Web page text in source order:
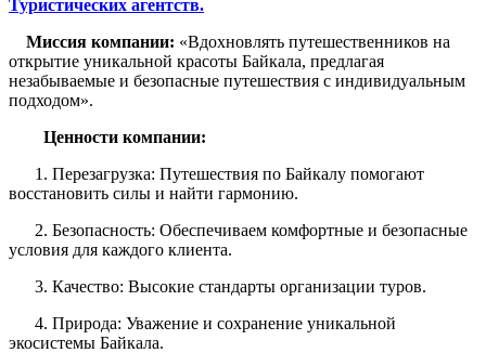
Туристических агентств.
Миссия компании: «Вдохновлять путешественников на
открытие уникальной красоты Байкала, предлагая
незабываемые и безопасные путешествия с индивидуальным
подходом».
Ценности компании:
1. Перезагрузка: Путешествия по Байкалу помогают
восстановить силы и найти гармонию.
2. Безопасность: Обеспечиваем комфортные и безопасные
условия для каждого клиента.
3. Качество: Высокие стандарты организации туров.
4. Природа: Уважение и сохранение уникальной
экосистемы Байкала.